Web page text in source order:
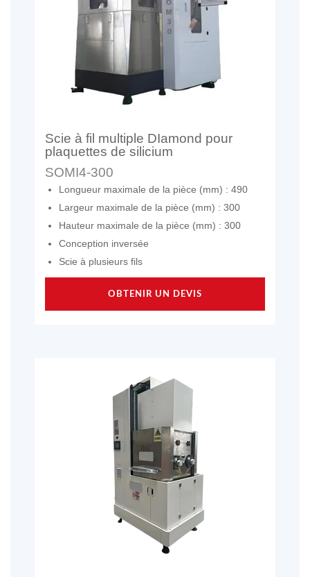
Scie à fil multiple DIamond pour
plaquettes de silicium
SOMI4-300
Longueur maximale de la pièce (mm) : 490
Largeur maximale de la pièce (mm) : 300
Hauteur maximale de la pièce (mm) : 300
Conception inversée
Scie à plusieurs fils
OBTENIR UN DEVIS